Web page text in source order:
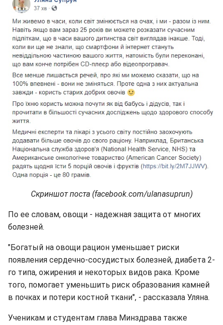
Скриншот поста (facebook.com/ulanasuprun)
По ее словам, овощи - надежная защита от многих
болезней.
"Богатый на овощи рацион уменьшает риски
появления сердечно-сосудистых болезней, диабета 2-
го типа, ожирения и некоторых видов рака. Кроме
того, помогает уменьшить риск образования камней
в почках и потери костной ткани", - рассказала Уляна.
Ученикам и студентам глава Минздрава также